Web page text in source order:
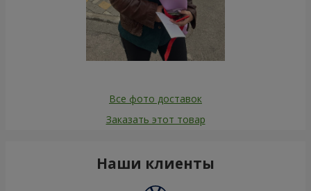
Все фото доставок
Заказать этот товар
Наши клиенты